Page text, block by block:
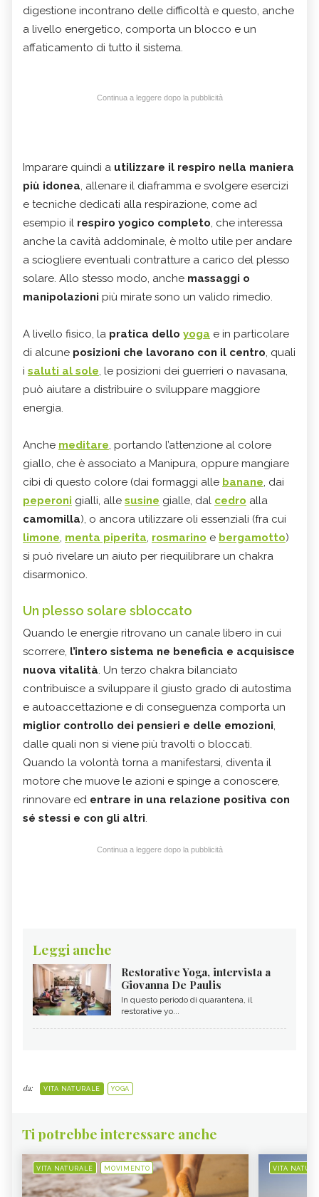
digestione incontrano delle difficoltà e questo, anche
a livello energetico, comporta un blocco e un
affaticamento di tutto il sistema.
Continua a leggere dopo la pubblicità
Imparare quindi a utilizzare il respiro nella maniera
più idonea, allenare il diaframma e svolgere esercizi
e tecniche dedicati alla respirazione, come ad
esempio il respiro yogico completo, che interessa
anche la cavità addominale, è molto utile per andare
a sciogliere eventuali contratture a carico del plesso
solare. Allo stesso modo, anche massaggi o
manipolazioni più mirate sono un valido rimedio.
A livello fisico, la pratica dello yoga e in particolare
di alcune posizioni che lavorano con il centro, quali
i saluti al sole, le posizioni dei guerrieri o navasana,
può aiutare a distribuire o sviluppare maggiore
energia.
Anche meditare, portando l’attenzione al colore
giallo, che è associato a Manipura, oppure mangiare
cibi di questo colore (dai formaggi alle banane, dai
peperoni gialli, alle susine gialle, dal cedro alla
camomilla), o ancora utilizzare oli essenziali (fra cui
limone, menta piperita, rosmarino e bergamotto)
si può rivelare un aiuto per riequilibrare un chakra
disarmonico.
Un plesso solare sbloccato
Quando le energie ritrovano un canale libero in cui
scorrere, l’intero sistema ne beneficia e acquisisce
nuova vitalità. Un terzo chakra bilanciato
contribuisce a sviluppare il giusto grado di autostima
e autoaccettazione e di conseguenza comporta un
miglior controllo dei pensieri e delle emozioni,
dalle quali non si viene più travolti o bloccati.
Quando la volontà torna a manifestarsi, diventa il
motore che muove le azioni e spinge a conoscere,
rinnovare ed entrare in una relazione positiva con
sé stessi e con gli altri.
Continua a leggere dopo la pubblicità
Leggi anche
Restorative Yoga, intervista a
Giovanna De Paulis
In questo periodo di quarantena, il
restorative yo...
da: VITA NATURALE YOGA
Ti potrebbe interessare anche
VITA NATURALE MOVIMENTO VITA